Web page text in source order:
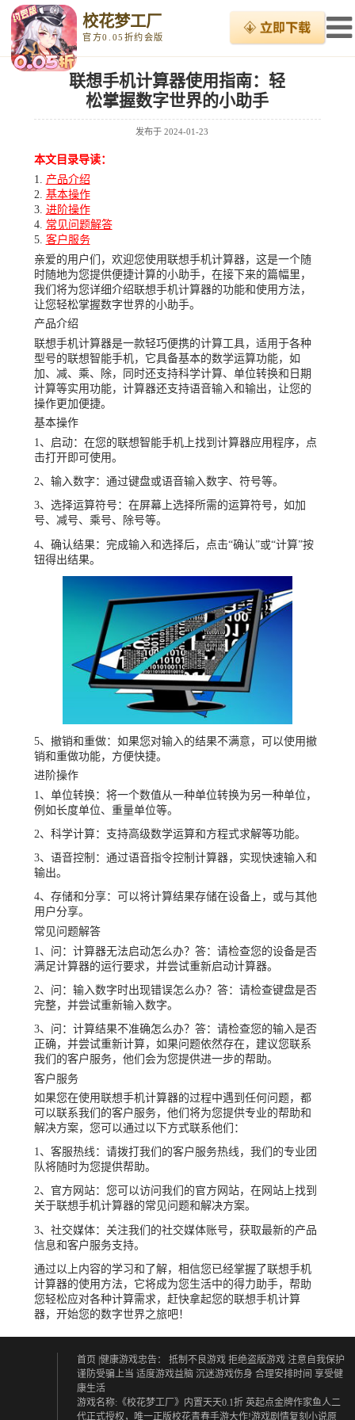
校花梦工厂
官方0.05折约会版
联想手机计算器使用指南：轻
松掌握数字世界的小助手
发布于2024-01-23
本文目录导读：
产品介绍
基本操作
进阶操作
常见问题解答
客户服务
亲爱的用户们，欢迎您使用联想手机计算器，这是一个随
时随地为您提供便捷计算的小助手，在接下来的篇幅里，
我们将为您详细介绍联想手机计算器的功能和使用方法，
让您轻松掌握数字世界的小助手。
产品介绍
联想手机计算器是一款轻巧便携的计算工具，适用于各种
型号的联想智能手机，它具备基本的数学运算功能，如
加、减、乘、除，同时还支持科学计算、单位转换和日期
计算等实用功能，计算器还支持语音输入和输出，让您的
操作更加便捷。
基本操作
1、启动：在您的联想智能手机上找到计算器应用程序，点
击打开即可使用。
2、输入数字：通过键盘或语音输入数字、符号等。
3、选择运算符号：在屏幕上选择所需的运算符号，如加
号、减号、乘号、除号等。
4、确认结果：完成输入和选择后，点击“确认”或“计算”按
钮得出结果。
5、撤销和重做：如果您对输入的结果不满意，可以使用撤
销和重做功能，方便快捷。
进阶操作
1、单位转换：将一个数值从一种单位转换为另一种单位，
例如长度单位、重量单位等。
2、科学计算：支持高级数学运算和方程式求解等功能。
3、语音控制：通过语音指令控制计算器，实现快速输入和
输出。
4、存储和分享：可以将计算结果存储在设备上，或与其他
用户分享。
常见问题解答
1、问：计算器无法启动怎么办？答：请检查您的设备是否
满足计算器的运行要求，并尝试重新启动计算器。
2、问：输入数字时出现错误怎么办？答：请检查键盘是否
完整，并尝试重新输入数字。
3、问：计算结果不准确怎么办？答：请检查您的输入是否
正确，并尝试重新计算，如果问题依然存在，建议您联系
我们的客户服务，他们会为您提供进一步的帮助。
客户服务
如果您在使用联想手机计算器的过程中遇到任何问题，都
可以联系我们的客户服务，他们将为您提供专业的帮助和
解决方案，您可以通过以下方式联系他们：
1、客服热线：请拨打我们的客户服务热线，我们的专业团
队将随时为您提供帮助。
2、官方网站：您可以访问我们的官方网站，在网站上找到
关于联想手机计算器的常见问题和解决方案。
3、社交媒体：关注我们的社交媒体账号，获取最新的产品
信息和客户服务支持。
通过以上内容的学习和了解，相信您已经掌握了联想手机
计算器的使用方法，它将成为您生活中的得力助手，帮助
您轻松应对各种计算需求，赶快拿起您的联想手机计算
器，开始您的数字世界之旅吧！
首页 |健康游戏忠告： 抵制不良游戏 拒绝盗版游戏 注意自我保护
谨防受骗上当 适度游戏益脑 沉迷游戏伤身 合理安排时间 享受健
康生活
游戏名称:《校花梦工厂》内置天天0.1折 英起点金牌作家鱼人二
代正式授权，唯一正版校花青春手游大作!游戏剧情复刻小说原